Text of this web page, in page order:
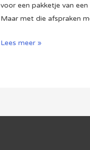
voor een pakketje van
Maar met die afspraken
‘Weg
Lees meer »